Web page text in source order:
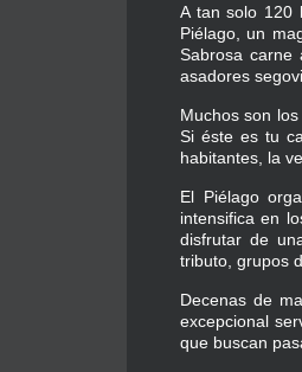
A tan solo 120
Piélago, un
Sabrosa carne
asadores
Muchos son
Si éste es tu
habitantes, la
El Piélago
intensifica en
disfrutar de
tributo, grupos
Decenas de
excepcional
que buscan